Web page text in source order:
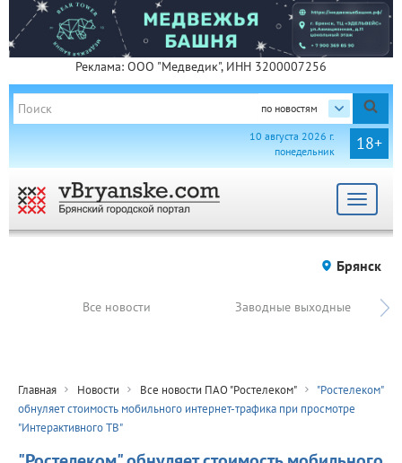
Реклама: ООО "Медведик", ИНН 3200007256
по новостям
18+
10 августа 2026 г.
понедельник
Toggle
Брянск
Все новости Заводные выходные
Главная Новости Все новости ПАО "Ростелеком"
"Ростелеком"
обнуляет стоимость мобильного интернет-трафика при просмотре
"Интерактивного ТВ"